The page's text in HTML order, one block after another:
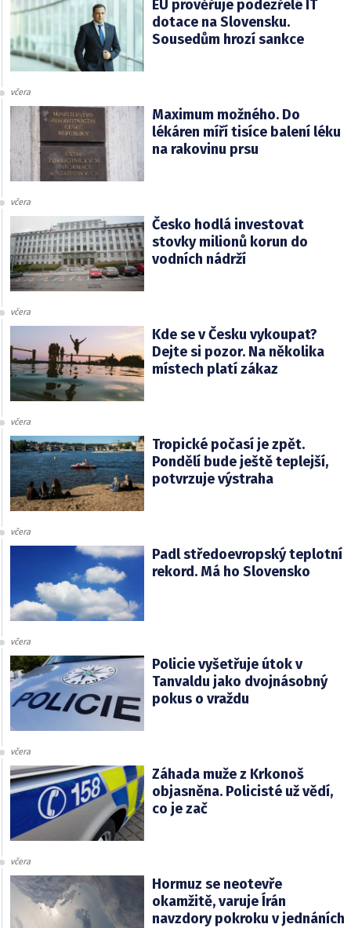
EU prověřuje podezřelé IT
dotace na Slovensku.
Sousedům hrozí sankce
včera
Maximum možného. Do
lékáren míří tisíce balení léku
na rakovinu prsu
včera
Česko hodlá investovat
stovky milionů korun do
vodních nádrží
včera
Kde se v Česku vykoupat?
Dejte si pozor. Na několika
místech platí zákaz
včera
Tropické počasí je zpět.
Pondělí bude ještě teplejší,
potvrzuje výstraha
včera
Padl středoevropský teplotní
rekord. Má ho Slovensko
včera
Policie vyšetřuje útok v
Tanvaldu jako dvojnásobný
pokus o vraždu
včera
Záhada muže z Krkonoš
objasněna. Policisté už vědí,
co je zač
včera
Hormuz se neotevře
okamžitě, varuje Írán
navzdory pokroku v jednáních